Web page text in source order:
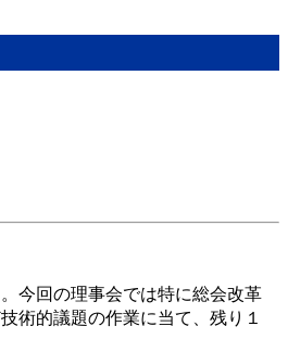
今回の理事会では特に総会改革
術的議題の作業に当て、残り１